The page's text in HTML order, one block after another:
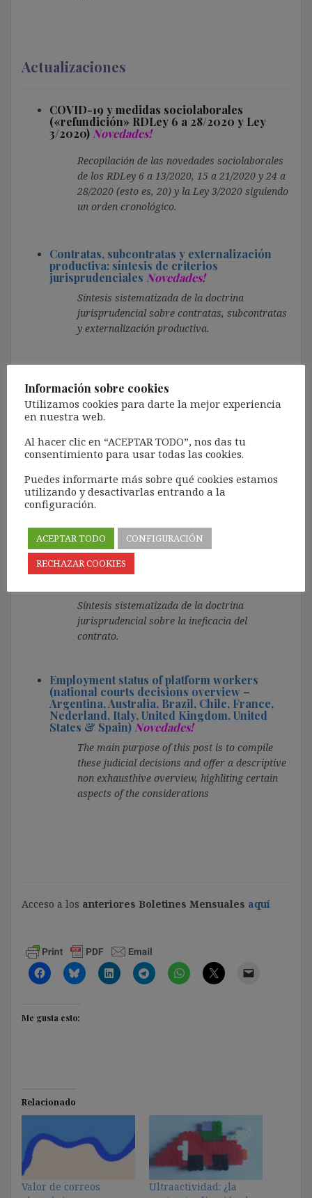
Actualizaciones
COVID-19 y medidas sociolaborales
(«refundición» RDLey 6 a 28/2020 y Ley
3/2020) Novedades!
Recopilación de las novedades sociolaborales
de los RDLey 6 a 13/2020, 15 a 21/2020 y 24 a
28/2020 (esto es, 20) y la Ley 3/2020 siguiendo
un orden cronológico.
Contratas, subcontratas y externalización
productiva: síntesis de criterios
jurisprudenciales Novedades!
Síntesis sistematizada de la doctrina
jurisprudencial sobre contratas, subcontratas
y externalización productiva.
jurisprudencialesNovedades!
Síntesis sistematizada de la doctrina
jurisprudencial sobre la cesión legal e ilegal.
Sucesión de empresa: síntesis de criterios
jurisprudenciales Novedades!
Síntesis sistematizada de la doctrina
jurisprudencial sobre el fenómeno de la
sucesión de empresa.
Despido y extinción del contrato: síntesis de
Síntesis sistematizada de la doctrina
jurisprudencial sobre la ineficacia del
contrato.
Employment status of platform workers
(national courts decisions overview –
Argentina, Australia, Brazil, Chile, France,
Nederland, Italy, United Kingdom, United
States & Spain) Novedades!
The main purpose of this post is to compile
these judicial decisions and offer a descriptive
non exhausthive overview, highliting certain
aspects of the considerations
Acceso a los anteriores Boletines Mensuales aquí
Me gusta esto:
Relacionado
Valor de correos
Ultraactividad: ¿la
Información sobre cookies
Utilizamos cookies para darte la mejor experiencia
en nuestra web.
Al hacer clic en “ACEPTAR TODO”, nos das tu
consentimiento para usar todas las cookies.
Puedes informarte más sobre qué cookies estamos
utilizando y desactivarlas entrando a la
configuración.
ACEPTAR TODO
CONFIGURACIÓN
RECHAZAR COOKIES